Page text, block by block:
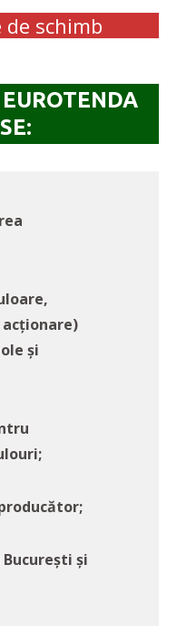
de schimb
și
și